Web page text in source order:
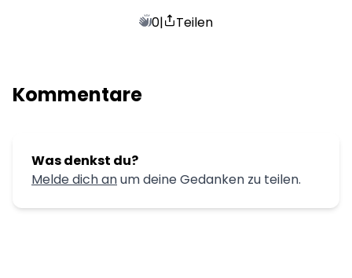
0| Teilen
Kommentare
Was denkst du?
Melde dich anum deine Gedanken zu teilen.